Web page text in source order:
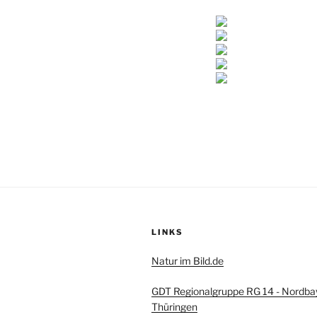
LINKS
Natur im Bild.de
GDT Regionalgruppe RG 14 -
Thüringen